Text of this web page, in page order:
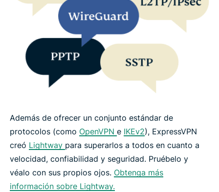
Además de ofrecer un conjunto estándar de
protocolos (como OpenVPN e IKEv2), ExpressVPN
creó Lightway para superarlos a todos en cuanto a
velocidad, confiabilidad y seguridad. Pruébelo y
véalo con sus propios ojos. Obtenga más
información sobre Lightway.